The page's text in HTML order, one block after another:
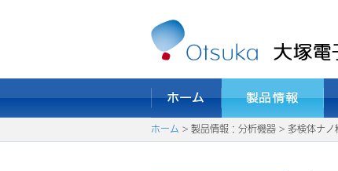
ホーム > 製品情報：分析機器 > 多検体ナ